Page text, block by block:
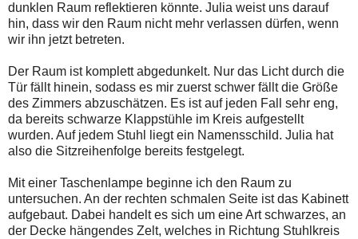
dunklen Raum reflektieren könnte. Julia weist uns darauf
hin, dass wir den Raum nicht mehr verlassen dürfen, wenn
wir ihn jetzt betreten.
Der Raum ist komplett abgedunkelt. Nur das Licht durch die
Tür fällt hinein, sodass es mir zuerst schwer fällt die Größe
des Zimmers abzuschätzen. Es ist auf jeden Fall sehr eng,
da bereits schwarze Klappstühle im Kreis aufgestellt
wurden. Auf jedem Stuhl liegt ein Namensschild. Julia hat
also die Sitzreihenfolge bereits festgelegt.
Mit einer Taschenlampe beginne ich den Raum zu
untersuchen. An der rechten schmalen Seite ist das Kabinett
aufgebaut. Dabei handelt es sich um eine Art schwarzes, an
der Decke hängendes Zelt, welches in Richtung Stuhlkreis